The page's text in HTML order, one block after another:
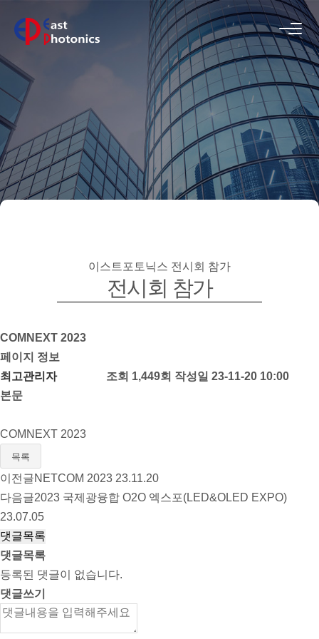
이스트포토닉스 전시회 참가
전시회 참가
COMNEXT 2023
페이지 정보
최고관리자
조회 1,449회 작성일 23-11-20 10:00
본문
COMNEXT 2023
목록
이전글NETCOM 2023 23.11.20
다음글2023 국제광융합 O2O 엑스포(LED&OLED EXPO)
23.07.05
댓글목록
댓글목록
등록된 댓글이 없습니다.
댓글쓰기